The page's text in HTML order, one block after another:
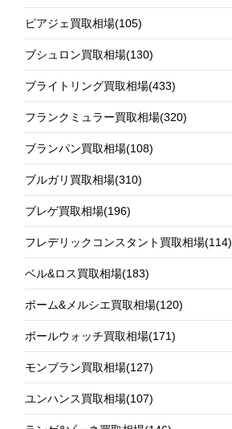
ピアジェ買取相場(105)
ブシュロン買取相場(130)
ブライトリング買取相場(433)
フランクミュラー買取相場(320)
ブランパン買取相場(108)
ブルガリ買取相場(310)
ブレゲ買取相場(196)
フレデリックコンスタント買取相場(114)
ベル&ロス買取相場(183)
ボーム&メルシエ買取相場(120)
ボールウォッチ買取相場(171)
モンブラン買取相場(127)
ユンハンス買取相場(107)